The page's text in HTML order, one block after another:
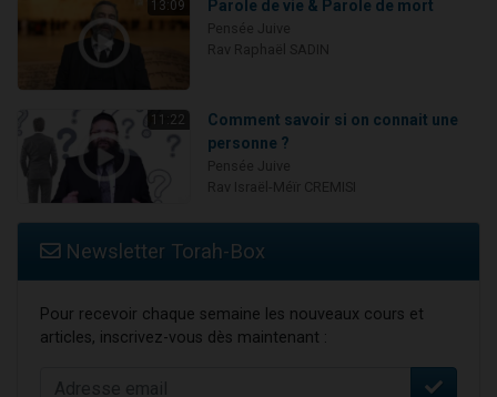
13:09 Parole de vie & Parole de mort
11:22
Comment savoir si on connait une
personne ?
Newsletter Torah-Box
Pour recevoir chaque semaine les nouveaux cours et
articles, inscrivez-vous dès maintenant :